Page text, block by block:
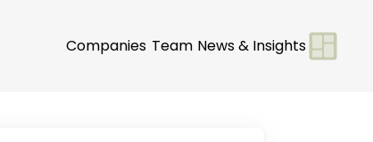
Companies Team News & Insights